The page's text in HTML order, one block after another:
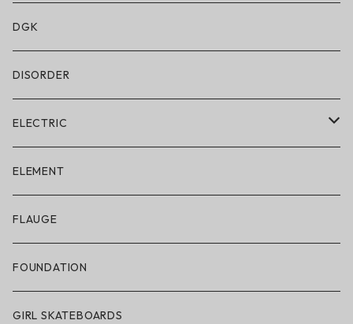
水着/スイムウェア
DGK
DISORDER
ELECTRIC
ELECTRIC × ON THE ROAM
アパレル
帽子
サングラス
ELEMENT
FLAUGE
FOUNDATION
GIRL SKATEBOARDS